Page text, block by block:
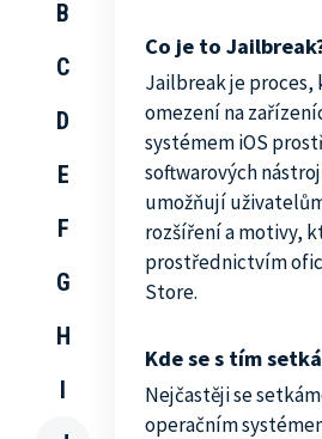
B
C
D
E
F
G
H
I
Co je to
Jailbreak je
omezení na
systémem iOS
softwarových
umožňují
rozšíření a motivy,
prostřednictvím
Store.
Kde se s tím
Nejčastěji se
operačním